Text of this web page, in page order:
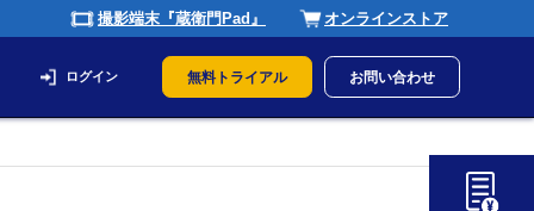
撮影端末『蔵衛門Pad』 オンラインストア
ログイン 無料トライアル お問い合わせ